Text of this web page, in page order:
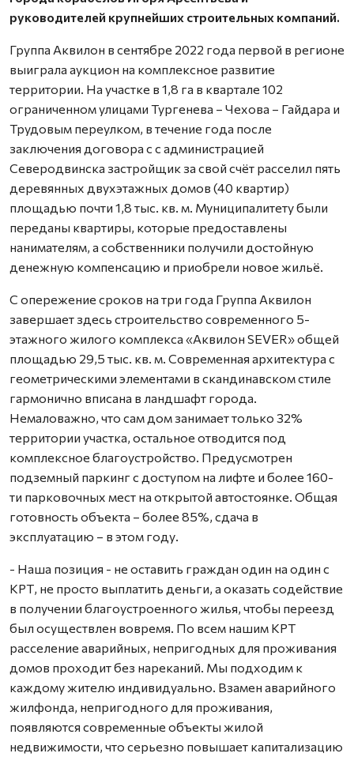
руководителей крупнейших строительных компаний.
Группа Аквилон в сентябре 2022 года первой в регионе
выиграла аукцион на комплексное развитие
территории. На участке в 1,8 га в квартале 102
ограниченном улицами Тургенева – Чехова – Гайдара и
Трудовым переулком, в течение года после
заключения договора с с администрацией
Северодвинска застройщик за свой счёт расселил пять
деревянных двухэтажных домов (40 квартир)
площадью почти 1,8 тыс. кв. м. Муниципалитету были
переданы квартиры, которые предоставлены
нанимателям, а собственники получили достойную
денежную компенсацию и приобрели новое жильё.
С опережение сроков на три года Группа Аквилон
завершает здесь строительство современного 5-
этажного жилого комплекса «Аквилон SEVER» общей
площадью 29,5 тыс. кв. м. Современная архитектура с
геометрическими элементами в скандинавском стиле
гармонично вписана в ландшафт города.
Немаловажно, что сам дом занимает только 32%
территории участка, остальное отводится под
комплексное благоустройство. Предусмотрен
подземный паркинг с доступом на лифте и более 160-
ти парковочных мест на открытой автостоянке. Общая
готовность объекта – более 85%, сдача в
эксплуатацию – в этом году.
- Наша позиция - не оставить граждан один на один с
КРТ, не просто выплатить деньги, а оказать содействие
в получении благоустроенного жилья, чтобы переезд
был осуществлен вовремя. По всем нашим КРТ
расселение аварийных, непригодных для проживания
домов проходит без нареканий. Мы подходим к
каждому жителю индивидуально. Взамен аварийного
жилфонда, непригодного для проживания,
появляются современные объекты жилой
недвижимости, что серьезно повышает капитализацию